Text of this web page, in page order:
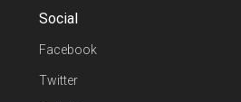
Social
Facebook
Twitter